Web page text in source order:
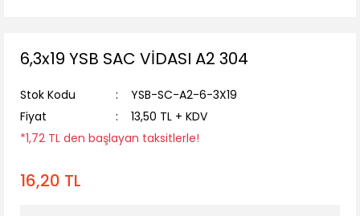
6,3x19 YSB SAC VİDASI A2 304
Stok Kodu
YSB-SC-A2-6-3X19
Fiyat
13,50 TL + KDV
*1,72 TL den başlayan taksitlerle!
16,20 TL